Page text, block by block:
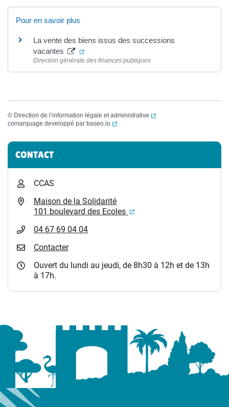
Pour en savoir plus
La vente des biens issus des successions
vacantes
(ouverture dans un nouvel onglet)
Direction générale des finances publiques
© Direction de l’information légale et administrative
(ouverture dans un
comarquage developpé par baseo.io (ouverture dans un nouvel onglet)
Informations complémentaires
CONTACT
CCAS
Maison de la Solidarité
101 boulevard des Ecoles
(ouverture dans un
04 67 69 04 04
Contacter
Ouvert du lundi au jeudi, de 8h30 à 12h et de 13h
à 17h.